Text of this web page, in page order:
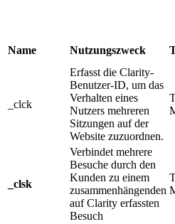
Name Nutzungszweck
_clck
Erfasst die Clarity-
Benutzer-ID, um das
Verhalten eines
Nutzers mehreren
Sitzungen auf der
Website zuzuordnen.
_clsk
Verbindet mehrere
Besuche durch den
Kunden zu einem
zusammenhängenden
auf Clarity erfassten
Besuch